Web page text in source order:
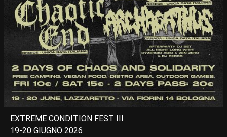
EXTREME CONDITION FEST III
19-20 GIUGNO 2026